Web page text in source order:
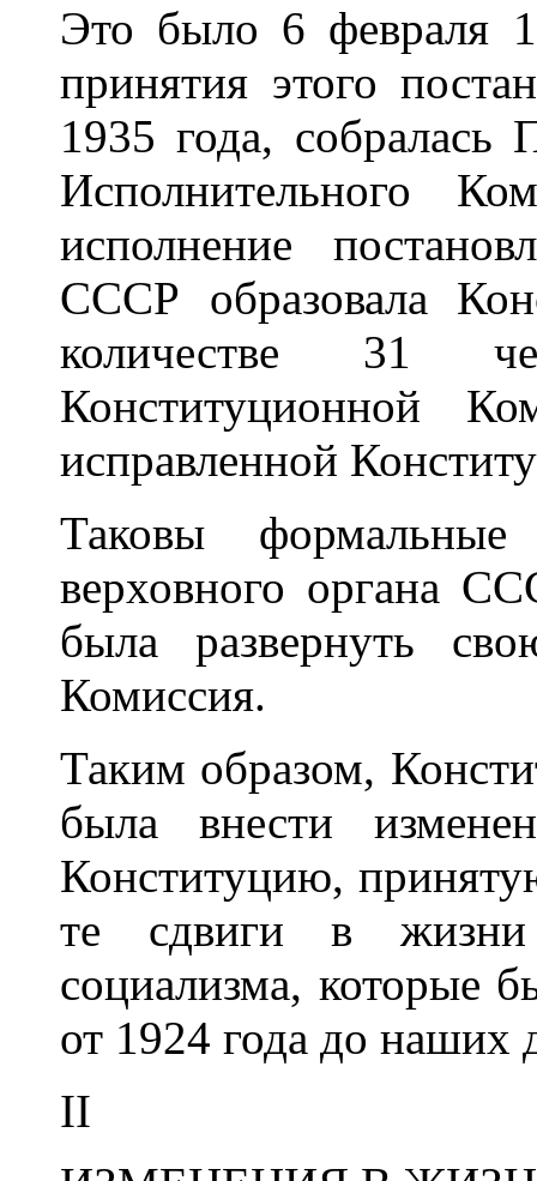
Это было 6 февраля
принятия этого
1935 года, собралась
Исполнительного
исполнение
СССР образовала
количестве 31
Конституционной
исправленной
Таковы
верховного органа
была развернуть
Комиссия.
Таким образом,
была внести
Конституцию,
те сдвиги в
социализма, которые
от 1924 года до наших
II